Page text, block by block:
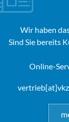
Wir haben
Sind Sie bereits
Online-